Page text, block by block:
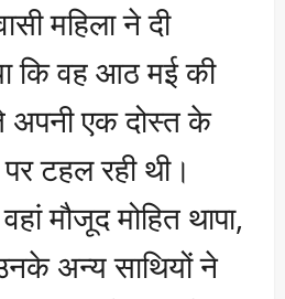
महिला ने दी
कि वह आठ मई की
अपनी एक दोस्त के
टहल रही थी।
मौजूद मोहित थापा,
अन्य साथियों ने